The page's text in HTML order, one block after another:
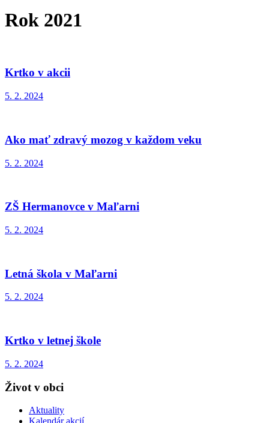
Rok 2021
Krtko v akcii
5. 2. 2024
Ako mať zdravý mozog v každom veku
5. 2. 2024
ZŠ Hermanovce v Maľarni
5. 2. 2024
Letná škola v Maľarni
5. 2. 2024
Krtko v letnej škole
5. 2. 2024
Život v obci
Aktuality